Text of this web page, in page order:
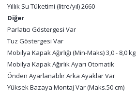
Yıllık Su Tüketimi (litre/yıl) 2660
Diğer
Parlatıcı Göstergesi Var
Tuz Göstergesi Var
Mobilya Kapak Ağırlığı (Min-Maks) 3,0 - 8,0 kg
Mobilya Kapak Ağırlık Ayarı Otomatik
Önden Ayarlanablir Arka Ayaklar Var
Yüksek Bazaya Montaj Var (Maks.50 cm)